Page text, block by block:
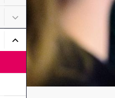
Undermeny för Om
Undermeny för Aktuellt